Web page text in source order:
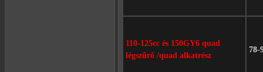
110-125cc és 150GY6 quad
légszűrő /quad alkatrész
78-